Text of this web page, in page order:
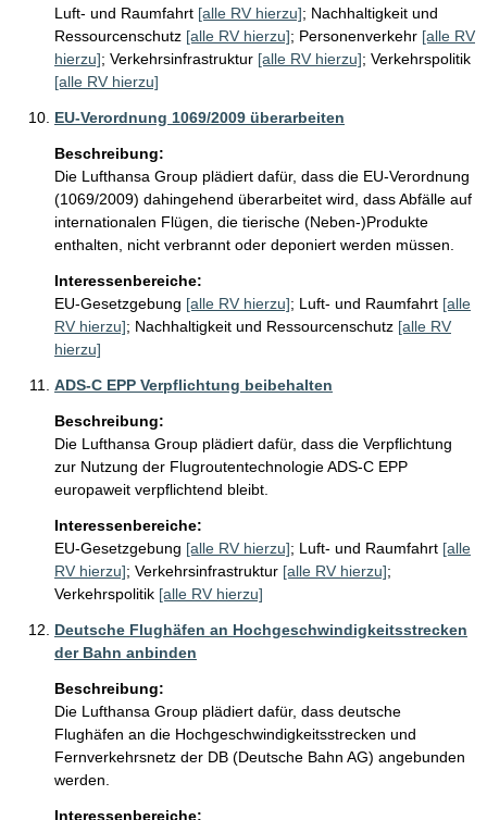
Luft- und Raumfahrt [alle RV hierzu]; Nachhaltigkeit und
Ressourcenschutz [alle RV hierzu]; Personenverkehr [alle RV
hierzu]; Verkehrsinfrastruktur [alle RV hierzu]; Verkehrspolitik
[alle RV hierzu]
EU-Verordnung 1069/2009 überarbeiten
Beschreibung:
Die Lufthansa Group plädiert dafür, dass die EU-Verordnung
(1069/2009) dahingehend überarbeitet wird, dass Abfälle auf
internationalen Flügen, die tierische (Neben-)Produkte
enthalten, nicht verbrannt oder deponiert werden müssen.
Interessenbereiche:
EU-Gesetzgebung [alle RV hierzu]; Luft- und Raumfahrt [alle
RV hierzu]; Nachhaltigkeit und Ressourcenschutz [alle RV
hierzu]
ADS-C EPP Verpflichtung beibehalten
Beschreibung:
Die Lufthansa Group plädiert dafür, dass die Verpflichtung
zur Nutzung der Flugroutentechnologie ADS-C EPP
europaweit verpflichtend bleibt.
Interessenbereiche:
EU-Gesetzgebung [alle RV hierzu]; Luft- und Raumfahrt [alle
RV hierzu]; Verkehrsinfrastruktur [alle RV hierzu];
Verkehrspolitik [alle RV hierzu]
Deutsche Flughäfen an Hochgeschwindigkeitsstrecken
der Bahn anbinden
Beschreibung:
Die Lufthansa Group plädiert dafür, dass deutsche
Flughäfen an die Hochgeschwindigkeitsstrecken und
Fernverkehrsnetz der DB (Deutsche Bahn AG) angebunden
werden.
Interessenbereiche: